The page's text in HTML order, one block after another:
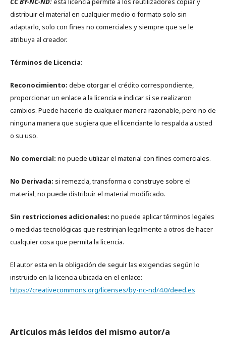
distribuir el material en cualquier medio o formato solo sin
adaptarlo, solo con fines no comerciales y siempre que se le
atribuya al creador.
Términos de Licencia:
Reconocimiento: debe otorgar el crédito correspondiente,
proporcionar un enlace a la licencia e indicar si se realizaron
cambios. Puede hacerlo de cualquier manera razonable, pero no de
ninguna manera que sugiera que el licenciante lo respalda a usted
o su uso.
No comercial: no puede utilizar el material con fines comerciales.
No Derivada: si remezcla, transforma o construye sobre el
material, no puede distribuir el material modificado.
Sin restricciones adicionales: no puede aplicar términos legales
o medidas tecnológicas que restrinjan legalmente a otros de hacer
cualquier cosa que permita la licencia.
El autor esta en la obligación de seguir las exigencias según lo
instruido en la licencia ubicada en el enlace:
https://creativecommons.org/licenses/by-nc-nd/4.0/deed.es
Artículos más leídos del mismo autor/a